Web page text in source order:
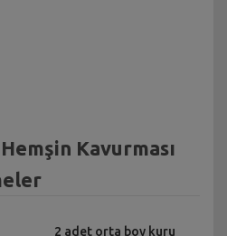
Kavurması
2 adet orta boy kuru